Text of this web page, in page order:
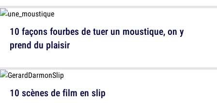
10 scènes de film en slip
10 façons fourbes de tuer un moustique, on y
prend du plaisir